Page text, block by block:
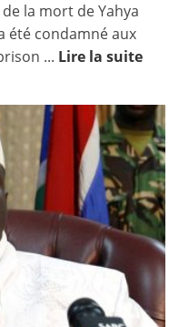
la mort de Yahya
été condamné aux
... Lire la suite